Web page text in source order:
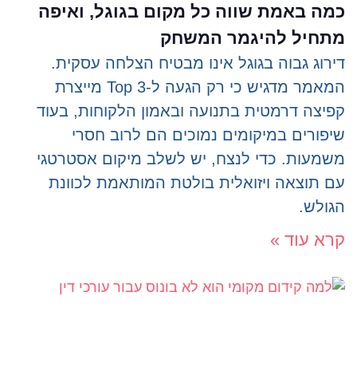
כמה באמת שווה כל מקום בגוגל, ואיפה
מתחיל להיגמר המשחק
דירוג גבוה בגוגל אינו מבטיח הצלחה עסקית.
המאמר מדגיש כי רק הגעה ל-Top 3 מייצרת
קפיצה דרמטית בתנועה ובאמון הלקוחות, בעוד
שיפורים במיקומים נמוכים הם לרוב חסרי
משמעות. כדי לנצח, יש לשלב מיקום אסטרטגי
עם תוצאה ויזואלית בולטת המותאמת לכוונת
הגולש.
קרא עוד »